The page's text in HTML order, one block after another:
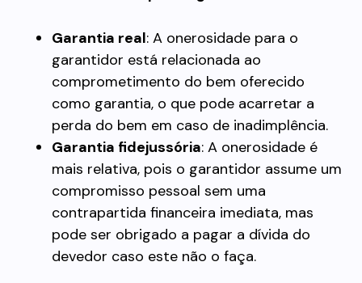
Garantia real: A onerosidade para o
garantidor está relacionada ao
comprometimento do bem oferecido
como garantia, o que pode acarretar a
perda do bem em caso de inadimplência.
Garantia fidejussória: A onerosidade é
mais relativa, pois o garantidor assume um
compromisso pessoal sem uma
contrapartida financeira imediata, mas
pode ser obrigado a pagar a dívida do
devedor caso este não o faça.